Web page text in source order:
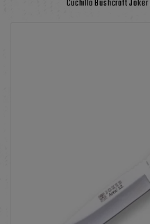
Cuchillo Bushcraft Joker